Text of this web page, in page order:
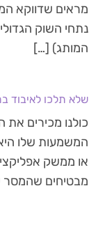
מראים שדווקא
נתחי השוק
המותג) […]
שלא תלכו לאיבוד
המשמעות שלו
או ממשק
מבטיחים שהמסר